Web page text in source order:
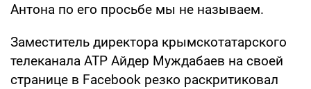
Антона по его просьбе мы не называем.
Заместитель директора крымскотатарского
телеканала АТР Айдер Муждабаев на своей
странице в Facebook резко раскритиковал